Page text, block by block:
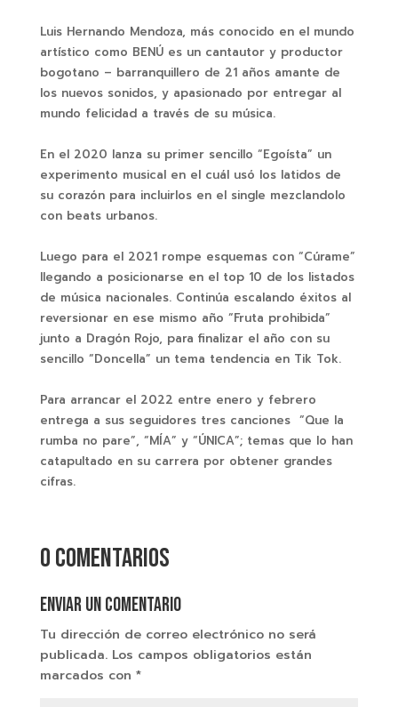
Luis Hernando Mendoza, más conocido en el mundo
artístico como BENÚ es un cantautor y productor
bogotano – barranquillero de 21 años amante de
los nuevos sonidos, y apasionado por entregar al
mundo felicidad a través de su música.
En el 2020 lanza su primer sencillo “Egoísta” un
experimento musical en el cuál usó los latidos de
su corazón para incluirlos en el single mezclandolo
con beats urbanos.
Luego para el 2021 rompe esquemas con “Cúrame”
llegando a posicionarse en el top 10 de los listados
de música nacionales. Continúa escalando éxitos al
reversionar en ese mismo año “Fruta prohibida”
junto a Dragón Rojo, para finalizar el año con su
sencillo “Doncella” un tema tendencia en Tik Tok.
Para arrancar el 2022 entre enero y febrero
entrega a sus seguidores tres canciones “Que la
rumba no pare”, “MÍA” y “ÚNICA”; temas que lo han
catapultado en su carrera por obtener grandes
cifras.
0 comentarios
Enviar un comentario
Tu dirección de correo electrónico no será
publicada. Los campos obligatorios están
marcados con *